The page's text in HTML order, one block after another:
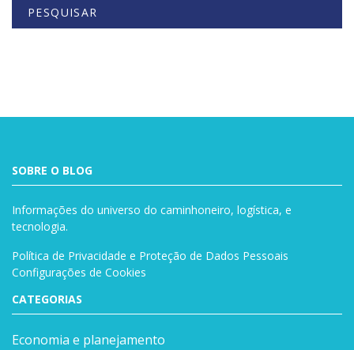
PESQUISAR
SOBRE O BLOG
Informações do universo do caminhoneiro, logística, e
tecnologia.
Política de Privacidade e Proteção de Dados Pessoais
Configurações de Cookies
CATEGORIAS
Economia e planejamento